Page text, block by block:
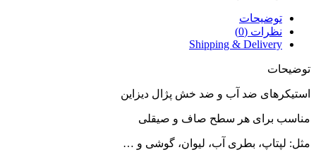
توضیحات
نظرات (0)
Shipping & Delivery
توضیحات
استیکرهای ضد آب و ضد خش پژال دیزاین
مناسب برای هر سطح صاف و صیقلی
مثل: لپتاپ، بطری آب، لیوان، گوشی و …